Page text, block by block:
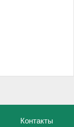
Контакты